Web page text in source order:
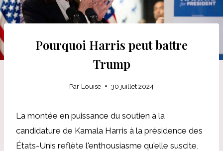
Pourquoi Harris peut battre
Trump
Par Louise 30 juillet 2024
La montée en puissance du soutien à la
candidature de Kamala Harris à la présidence des
États-Unis reflète l'enthousiasme qu'elle suscite,